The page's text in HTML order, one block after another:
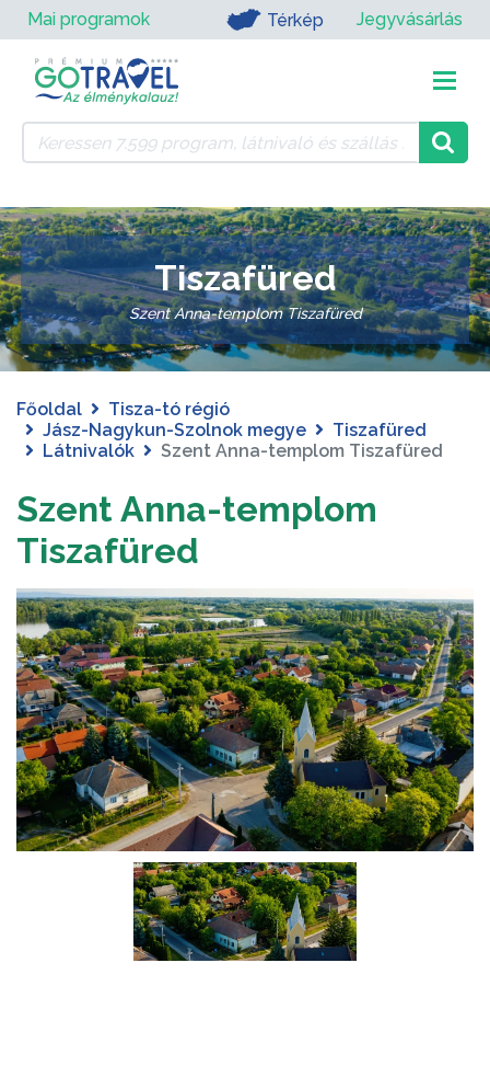
Mai programok Térkép Jegyvásárlás
Tiszafüred
Szent Anna-templom Tiszafüred
Főoldal
Tisza-tó régió
Jász-Nagykun-Szolnok megye
Tiszafüred
Látnivalók
Szent Anna-templom Tiszafüred
Szent Anna-templom
Tiszafüred